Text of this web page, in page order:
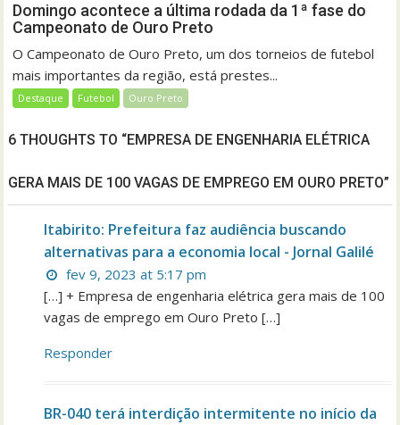
Domingo acontece a última rodada da 1ª fase do
Campeonato de Ouro Preto
O Campeonato de Ouro Preto, um dos torneios de futebol
mais importantes da região, está prestes...
Destaque Futebol Ouro Preto
6 THOUGHTS TO “EMPRESA DE ENGENHARIA ELÉTRICA
GERA MAIS DE 100 VAGAS DE EMPREGO EM OURO PRETO”
Itabirito: Prefeitura faz audiência buscando
alternativas para a economia local - Jornal Galilé
fev 9, 2023 at 5:17 pm
[…] + Empresa de engenharia elétrica gera mais de 100
vagas de emprego em Ouro Preto […]
Responder
BR-040 terá interdição intermitente no início da